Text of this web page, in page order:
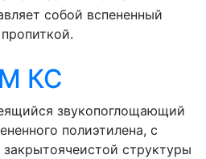
собой вспененный
КС
звукопоглощающий
полиэтилена, с
структуры